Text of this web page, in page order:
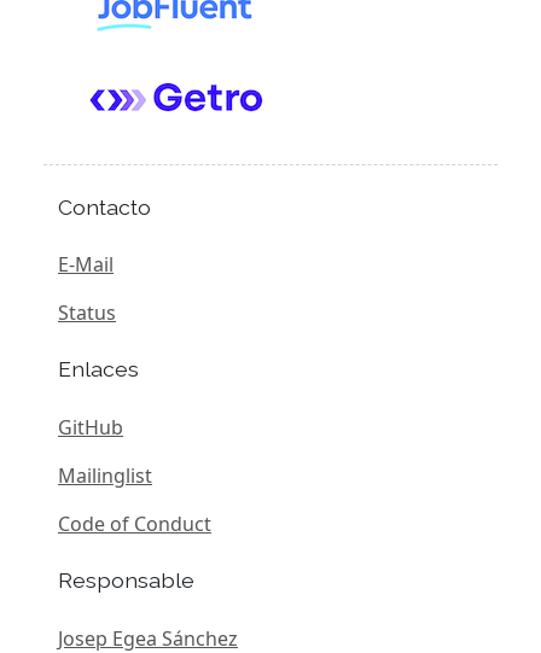
Contacto
E-Mail
Status
Enlaces
GitHub
Mailinglist
Code of Conduct
Responsable
Josep Egea Sánchez